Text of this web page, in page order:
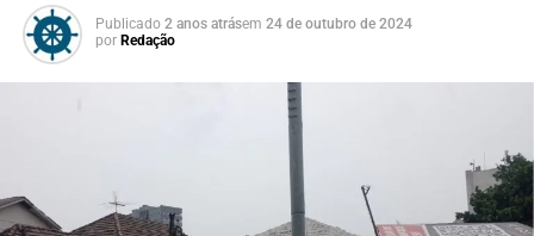
Publicado 2 anos atrásem 24 de outubro de 2024
por Redação